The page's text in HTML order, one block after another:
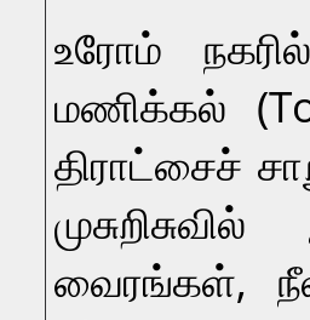
உரோம்
மணிக்கல்
திராட்சைச்
வைரங்கள்,